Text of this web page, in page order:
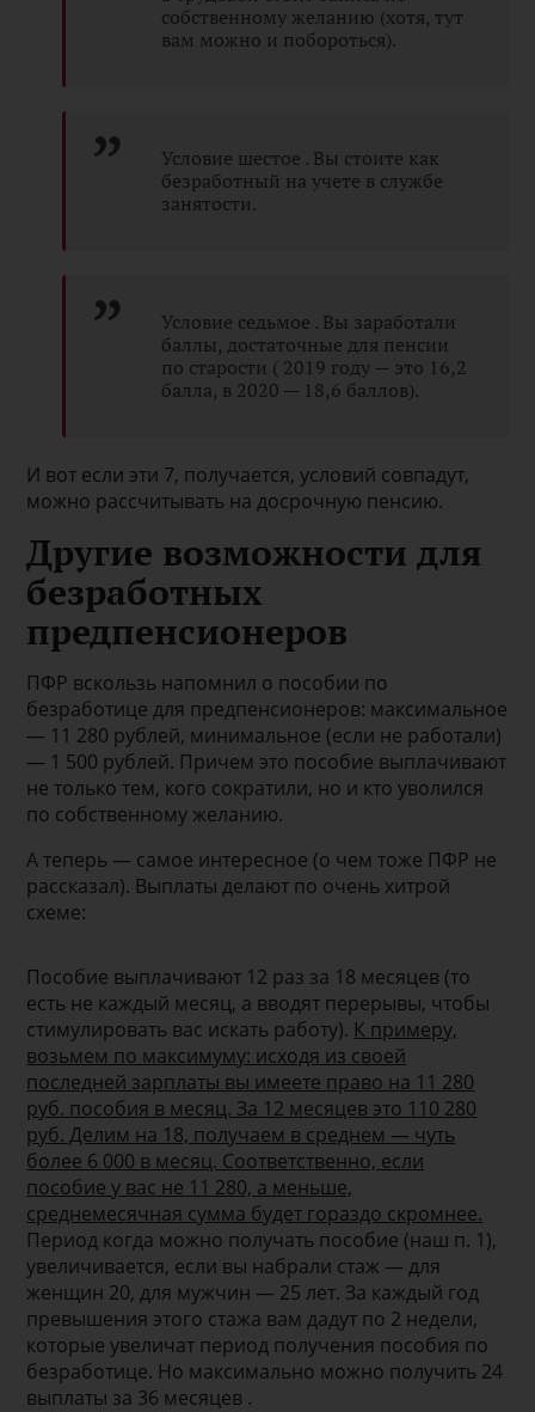
собственному желанию (хотя, тут
вам можно и побороться).
Условие шестое . Вы стоите как
безработный на учете в службе
занятости.
Условие седьмое . Вы заработали
баллы, достаточные для пенсии
по старости ( 2019 году — это 16,2
балла, в 2020 — 18,6 баллов).
И вот если эти 7, получается, условий совпадут,
можно рассчитывать на досрочную пенсию.
Другие возможности для
безработных
предпенсионеров
ПФР вскользь напомнил о пособии по
безработице для предпенсионеров: максимальное
— 11 280 рублей, минимальное (если не работали)
— 1 500 рублей. Причем это пособие выплачивают
не только тем, кого сократили, но и кто уволился
по собственному желанию.
А теперь — самое интересное (о чем тоже ПФР не
рассказал). Выплаты делают по очень хитрой
схеме:
Пособие выплачивают 12 раз за 18 месяцев (то
есть не каждый месяц, а вводят перерывы, чтобы
стимулировать вас искать работу). К примеру,
возьмем по максимуму: исходя из своей
последней зарплаты вы имеете право на 11 280
руб. пособия в месяц. За 12 месяцев это 110 280
руб. Делим на 18, получаем в среднем — чуть
более 6 000 в месяц. Соответственно, если
пособие у вас не 11 280, а меньше,
среднемесячная сумма будет гораздо скромнее.
Период когда можно получать пособие (наш п. 1),
увеличивается, если вы набрали стаж — для
женщин 20, для мужчин — 25 лет. За каждый год
превышения этого стажа вам дадут по 2 недели,
которые увеличат период получения пособия по
безработице. Но максимально можно получить 24
выплаты за 36 месяцев .